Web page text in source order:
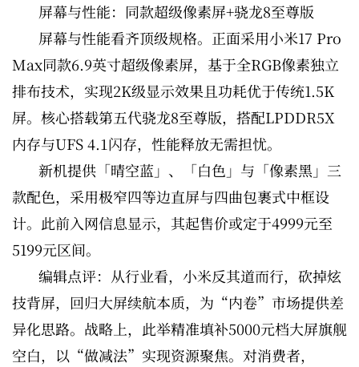
屏幕与性能：同款超级像素屏+骁龙8至尊版
屏幕与性能看齐顶级规格。正面采用小米17 Pro
Max同款6.9英寸超级像素屏，基于全RGB像素独立
排布技术，实现2K级显示效果且功耗优于传统1.5K
屏。核心搭载第五代骁龙8至尊版，搭配LPDDR5X
内存与UFS 4.1闪存，性能释放无需担忧。
新机提供「晴空蓝」、「白色」与「像素黑」三
款配色，采用极窄四等边直屏与四曲包裹式中框设
计。此前入网信息显示，其起售价或定于4999元至
5199元区间。
编辑点评：从行业看，小米反其道而行，砍掉炫
技背屏，回归大屏续航本质，为“内卷”市场提供差
异化思路。战略上，此举精准填补5000元档大屏旗舰
空白，以“做减法”实现资源聚焦。对消费者，